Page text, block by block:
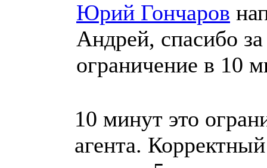
Юрий Гончаров
Андрей, спасибо
ограничение в 10
10 минут это
агента.